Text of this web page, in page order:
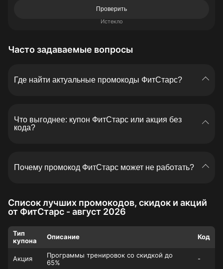
Проверить
Истекло
Часто задаваемые вопросы
Где найти актуальные промокоды ФитСтарс?
свежие купоны, скидки и специальные
предложения, которые помогают быстрее выбрать
Что выгоднее: купон ФитСтарс или акция без
кода?
доступна только по промокоду.
Почему промокод ФитСтарс может не работать?
выбранный тариф или введен с ошибкой.
Скопируйте код заново, проверьте условия и
попробуйте применить его до оплаты. На Ranvik
Промокоды такие нюансы указываются рядом с
Список лучших промокодов, скидок и акций
от ФитСтарс - август 2026
Тип
купона
Описание Код
Акция
Программы тренировок со скидкой до
65%
-